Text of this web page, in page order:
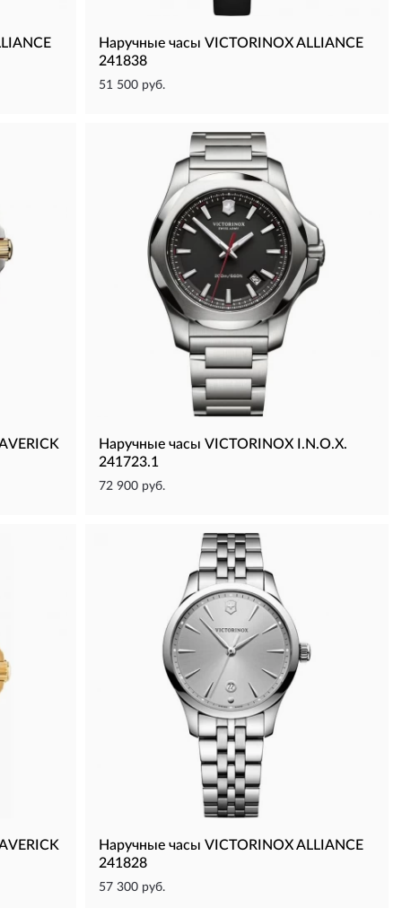
Наручные часы VICTORINOX ALLIANCE
241838
51 500 руб.
Наручные часы VICTORINOX I.N.O.X.
241723.1
72 900 руб.
Наручные часы VICTORINOX ALLIANCE
241828
57 300 руб.